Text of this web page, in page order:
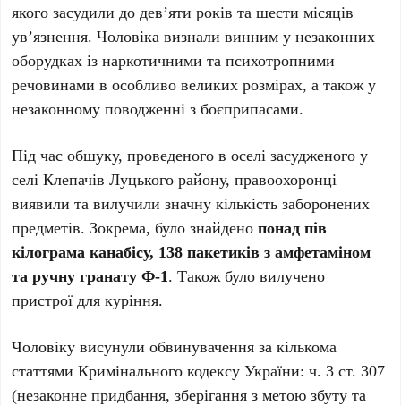
якого засудили до дев’яти років та шести місяців
ув’язнення. Чоловіка визнали винним у незаконних
оборудках із наркотичними та психотропними
речовинами в особливо великих розмірах, а також у
незаконному поводженні з боєприпасами.
Під час обшуку, проведеного в оселі засудженого у
селі Клепачів Луцького району, правоохоронці
виявили та вилучили значну кількість заборонених
предметів. Зокрема, було знайденопонад пів
кілограма канабісу, 138 пакетиків з амфетаміном
та ручну гранату Ф-1. Також було вилучено
пристрої для куріння.
Чоловіку висунули обвинувачення за кількома
статтями Кримінального кодексу України: ч. 3 ст. 307
(незаконне придбання, зберігання з метою збуту та